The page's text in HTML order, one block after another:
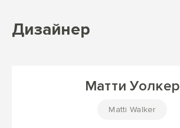
Дизайнер
Матти Уолкер
Matti Walker